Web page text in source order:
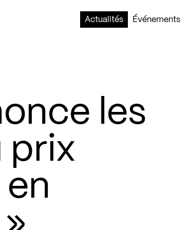
Actualités
Événements
les
prix